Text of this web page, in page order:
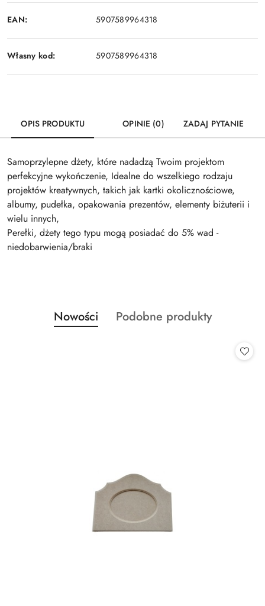
EAN: 5907589964318
Własny kod: 5907589964318
OPIS PRODUKTU OPINIE (0) ZADAJ PYTANIE
Samoprzylepne dżety, które nadadzą Twoim projektom
perfekcyjne wykończenie, Idealne do wszelkiego rodzaju
projektów kreatywnych, takich jak kartki okolicznościowe,
albumy, pudełka, opakowania prezentów, elementy biżuterii i
wielu innych,
Perełki, dżety tego typu mogą posiadać do 5% wad -
niedobarwienia/braki
Pomiń karuzelę produktów
Produkty
o
Nowości
Produkty
Podobne produkty